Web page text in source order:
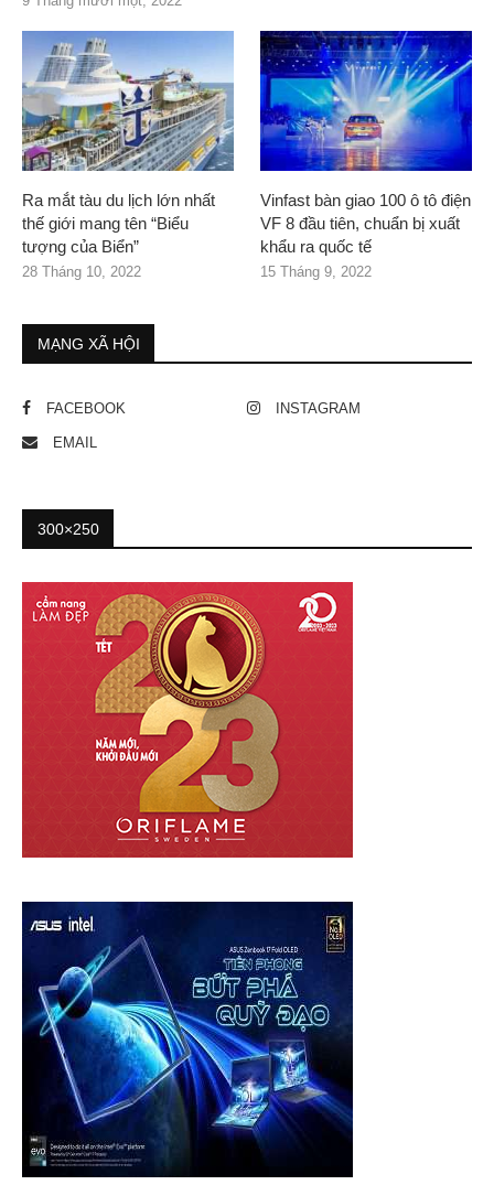
Ra mắt tàu du lịch lớn nhất
thế giới mang tên “Biểu
tượng của Biển”
28 Tháng 10, 2022
Vinfast bàn giao 100 ô tô điện
VF 8 đầu tiên, chuẩn bị xuất
khẩu ra quốc tế
15 Tháng 9, 2022
MẠNG XÃ HỘI
FACEBOOK INSTAGRAM
EMAIL
300×250